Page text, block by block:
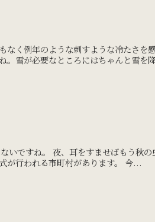
なく例年のような刺すような冷たさ
。雪が必要なところにはちゃんと雪を
いですね。 夜、耳をすませばもう秋
が行われる市町村があります。 今...